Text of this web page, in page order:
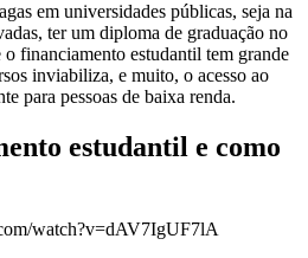
em universidades públicas, seja na
ter um diploma de graduação no
financiamento estudantil tem grande
inviabiliza, e muito, o acesso ao
para pessoas de baixa renda.
estudantil e como
watch?v=dAV7IgUF7lA